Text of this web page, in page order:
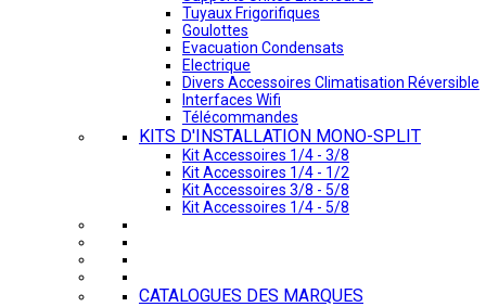
Tuyaux Frigorifiques
Goulottes
Evacuation Condensats
Electrique
Divers Accessoires Climatisation Réversible
Interfaces Wifi
Télécommandes
KITS D'INSTALLATION MONO-SPLIT
Kit Accessoires 1/4 - 3/8
Kit Accessoires 1/4 - 1/2
Kit Accessoires 3/8 - 5/8
Kit Accessoires 1/4 - 5/8
CATALOGUES DES MARQUES